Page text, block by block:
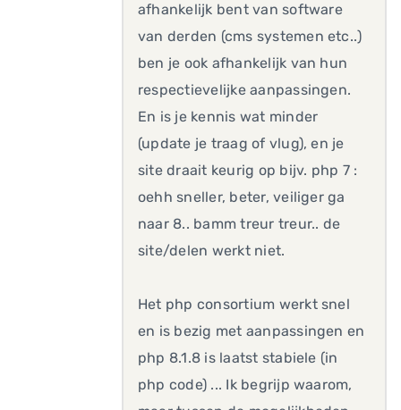
afhankelijk bent van software
van derden (cms systemen etc..)
ben je ook afhankelijk van hun
respectievelijke aanpassingen.
En is je kennis wat minder
(update je traag of vlug), en je
site draait keurig op bijv. php 7 :
oehh sneller, beter, veiliger ga
naar 8.. bamm treur treur.. de
site/delen werkt niet.
Het php consortium werkt snel
en is bezig met aanpassingen en
php 8.1.8 is laatst stabiele (in
php code) ... Ik begrijp waarom,